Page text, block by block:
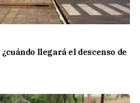
llegará el descenso de